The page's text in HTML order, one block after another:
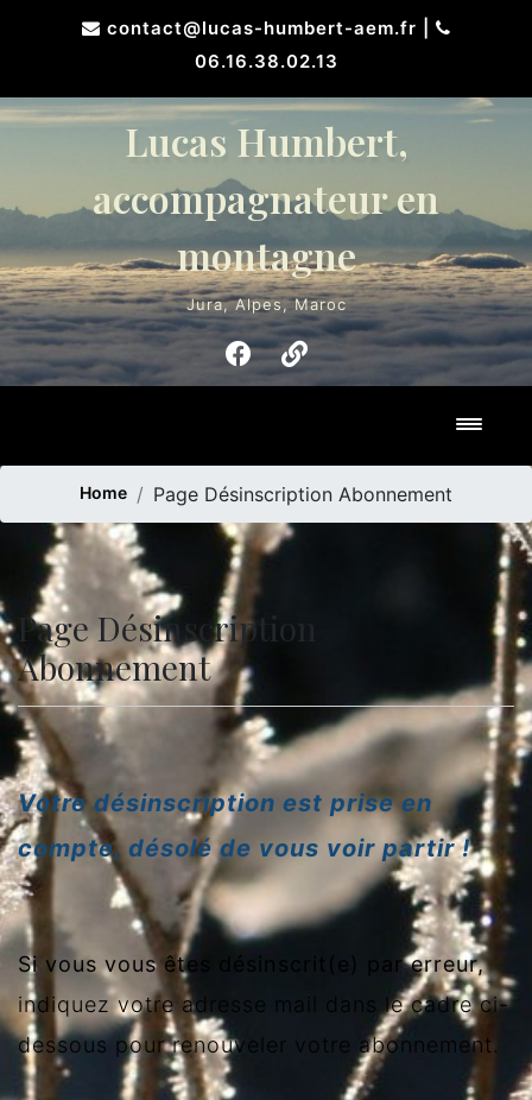
contact@lucas-humbert-aem.fr
06.16.38.02.13
Lucas Humbert,
accompagnateur en
montagne
Jura, Alpes, Maroc
Home Page Désinscription Abonnement
Page Désinscription
Abonnement
Votre désinscription est prise en
compte, désolé de vous voir partir !
Si vous vous êtes désinscrit(e) par erreur,
indiquez votre adresse mail dans le cadre ci-
dessous pour renouveler votre abonnement.